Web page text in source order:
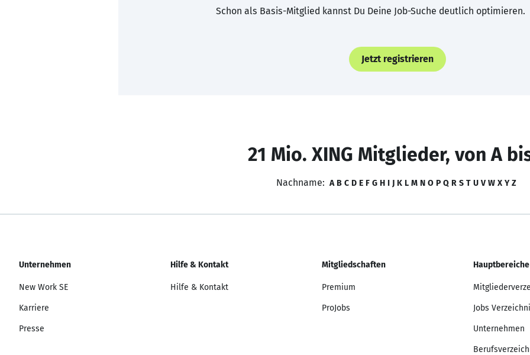
Schon als Basis-Mitglied kannst Du Deine Job-Suche deutlich optimieren.
Jetzt registrieren
21 Mio. XING Mitglieder, von A
Nachname: A B C D E F G H I J K L M N O P Q R S T U V W X Y Z
Unternehmen
New Work SE
Karriere
Presse
Hilfe & Kontakt
Hilfe & Kontakt
Mitgliedschaften
Premium
ProJobs
Hauptbereiche
Jobs
Unternehmen